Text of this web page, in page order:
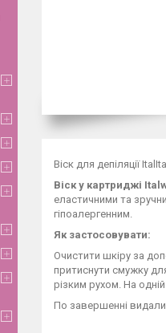
Віск для депіляції
Віск у картриджі
еластичними та
гіпоалергенним.
Як застосовувати:
Очистити шкіру за
притиснути смужку
різким рухом. На
По завершенні